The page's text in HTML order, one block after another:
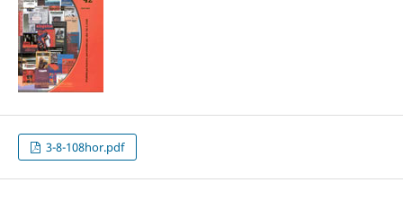
3-8-108hor.pdf